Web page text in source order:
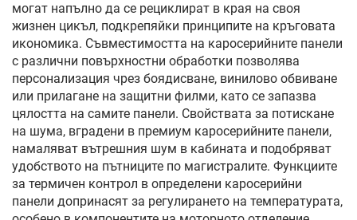
могат напълно да се рециклират в края на своя
жизнен цикъл, подкрепяйки принципите на кръговата
икономика. Съвместимостта на каросерийните панели
с различни повърхностни обработки позволява
персонализация чрез боядисване, винилово обвиване
или прилагане на защитни филми, като се запазва
цялостта на самите панели. Свойствата за потискане
на шума, вградени в премиум каросерийните панели,
намаляват вътрешния шум в кабината и подобряват
удобството на пътниците по магистралите. Функциите
за термичен контрол в определени каросерийни
панели допринасят за регулирането на температурата,